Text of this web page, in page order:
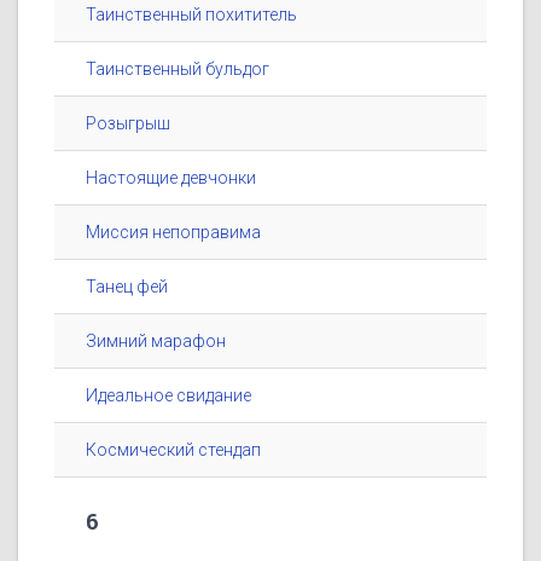
Таинственный похититель
Таинственный бульдог
Розыгрыш
Настоящие девчонки
Миссия непоправима
Танец фей
Зимний марафон
Идеальное свидание
Космический стендап
6